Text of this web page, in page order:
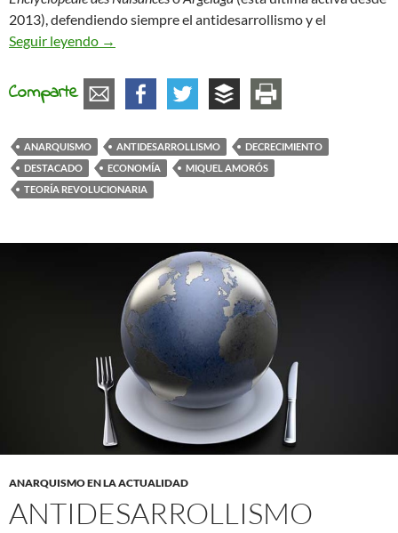
2013), defendiendo siempre el antidesarrollismo y el
Seguir leyendo
Entrevista a Miquel Amoros (teórico y militante
→
Comparte
ANARQUISMO ANTIDESARROLLISMO
DECRECIMIENTO
DESTACADO
ECONOMÍA
MIQUEL AMORÓS
TEORÍA REVOLUCIONARIA
ANARQUISMO EN LA ACTUALIDAD
ANTIDESARROLLISMO